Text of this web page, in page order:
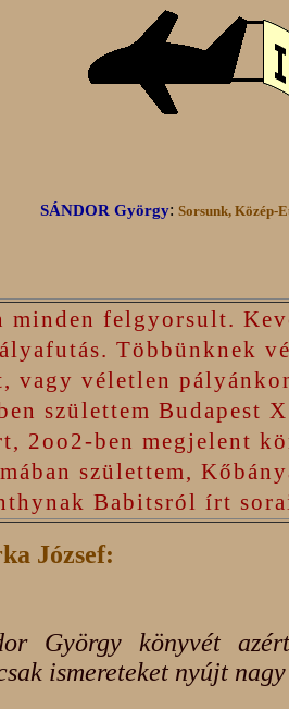
SÁNDOR György: Sorsunk, Közép-
minden felgyorsult.
Többünknek
véletlen
születtem Budapest
2oo2-ben megjelent
születtem,
Babitsról írt
József:
György könyvét
ismereteket nyújt